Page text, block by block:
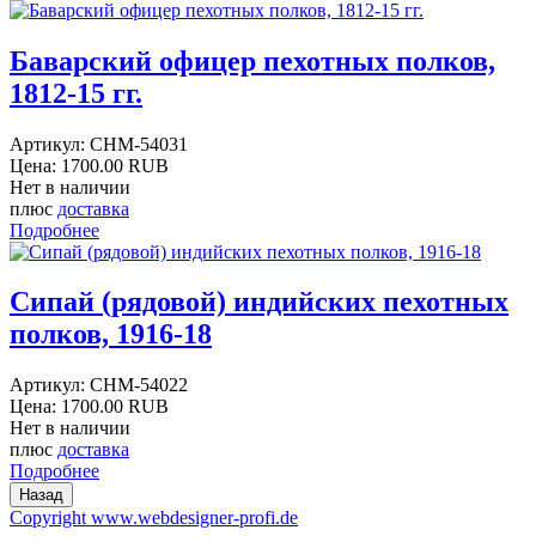
Баварский офицер пехотных полков,
1812-15 гг.
Артикул: CHM-54031
Цена: 1700.00 RUB
Нет в наличии
плюс доставка
Подробнее
Сипай (рядовой) индийских пехотных
полков, 1916-18
Артикул: CHM-54022
Цена: 1700.00 RUB
Нет в наличии
плюс доставка
Подробнее
Copyright www.webdesigner-profi.de